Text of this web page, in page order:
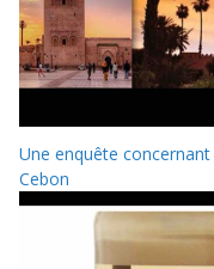
Une enquête
Cebon